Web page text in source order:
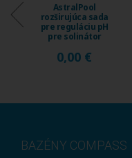
Invertorový
vstavaný
protiprúd
iGarden Fairland
230 ...
0,00 €
BAZÉNY COMPASS